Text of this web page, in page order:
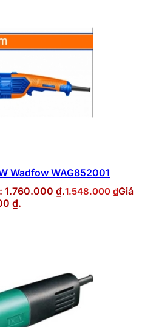
Wadfow WAG852001
1.760.000 ₫.1.548.000 ₫Giá
₫.